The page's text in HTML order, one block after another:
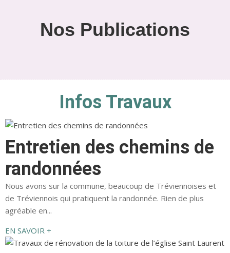
Nos Publications
Infos Travaux
Entretien des chemins de
randonnées
Nous avons sur la commune, beaucoup de Tréviennoises et
de Tréviennois qui pratiquent la randonnée. Rien de plus
agréable en...
EN SAVOIR +